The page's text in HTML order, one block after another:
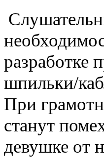
разработке
шпильки/
При
станут
девушке от